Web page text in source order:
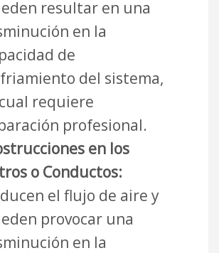
resultar en una
en la
de
del sistema,
requiere
profesional.
en los
o Conductos:
el flujo de aire y
provocar una
en la